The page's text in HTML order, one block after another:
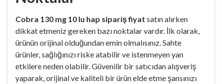
Cobra 130 mg 10 lu hap sipariş fiyat satın alırken
dikkat etmeniz gereken bazı noktalar vardır. İlk olarak,
ürünün orijinal olduğundan emin olmalısınız. Sahte
ürünler, sağlığınızı riske atabilir ve istenmeyen yan
etkilere neden olabilir. Güvenilir bir satıcıdan alışveriş
yaparak, orijinal ve kaliteli bir ürün elde etme şansınızı